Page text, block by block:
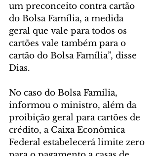
um preconceito contra cartão
do Bolsa Família, a medida
geral que vale para todos os
cartões vale também para o
cartão do Bolsa Família”, disse
Dias.
No caso do Bolsa Família,
informou o ministro, além da
proibição geral para cartões de
crédito, a Caixa Econômica
Federal estabelecerá limite zero